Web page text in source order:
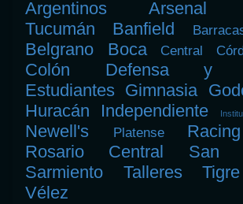
Argentinos Arsenal
Tucumán
Banfield
Belgrano Boca Central
Colón
Defensa y
Estudiantes Gimnasia
Huracán
Independiente
Newell's
Platense Racing
Rosario Central
San
Sarmiento
Talleres Tigre
Vélez